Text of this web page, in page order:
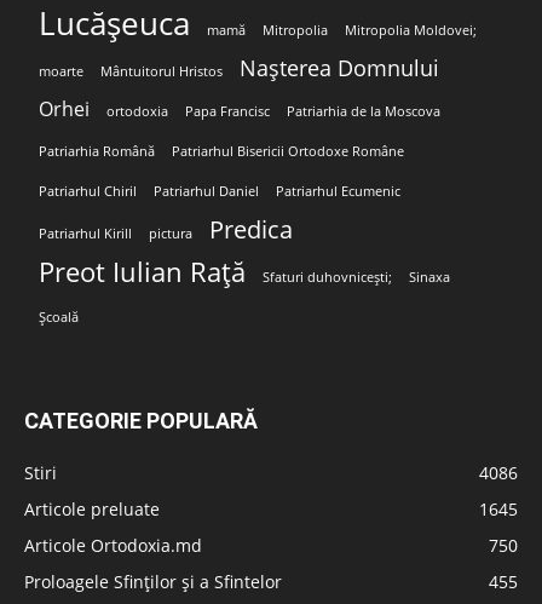
Lucășeuca mamă Mitropolia Mitropolia Moldovei;
moarte Mântuitorul Hristos Nașterea Domnului
Orhei ortodoxia Papa Francisc Patriarhia de la Moscova
Patriarhia Română Patriarhul Bisericii Ortodoxe Române
Patriarhul Chiril Patriarhul Daniel Patriarhul Ecumenic
Patriarhul Kirill pictura Predica
Preot Iulian Rață Sfaturi duhovnicești; Sinaxa
Școală
CATEGORIE POPULARĂ
Stiri
4086
Articole preluate
1645
Articole Ortodoxia.md
750
Proloagele Sfinților și a Sfintelor
455